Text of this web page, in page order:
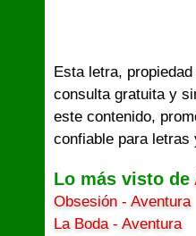
Esta letra,
consulta gratuita y
este contenido,
confiable para letras
Lo más visto de
Obsesión - Aventura
La Boda - Aventura